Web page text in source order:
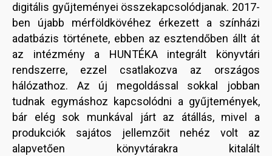
digitális gyűjteményei összekapcsolódjanak. 2017-
ben újabb mérföldkövéhez érkezett a színházi
adatbázis története, ebben az esztendőben állt át
az intézmény a HUNTÉKA integrált könyvtári
rendszerre, ezzel csatlakozva az országos
hálózathoz. Az új megoldással sokkal jobban
tudnak egymáshoz kapcsolódni a gyűjtemények,
bár elég sok munkával járt az átállás, mivel a
produkciók sajátos jellemzőit nehéz volt az
alapvetően könyvtárakra kitalált